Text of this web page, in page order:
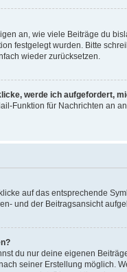
an, wie viele Beiträge du
festgelegt wurden. Bitte
wieder zurücksetzen.
werde ich aufgefordert,
Funktion für Nachrichten an
auf das entsprechende
und der Beitragsansicht
du nur deine eigenen
seiner Erstellung möglich.